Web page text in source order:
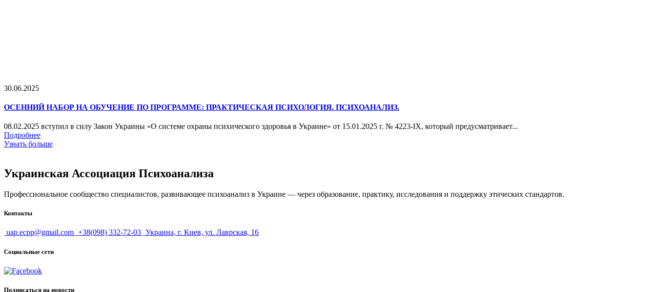
30.06.2025
ОСЕННИЙ НАБОР НА ОБУЧЕНИЕ ПО ПРОГРАММЕ: ПРАКТИЧЕСКАЯ ПСИХОЛОГИЯ. ПСИХОАНАЛИЗ.
08.02.2025 вступил в силу Закон Украины «О системе охраны психического здоровья в Украине» от 15.01.2025 г. № 4223-IX, который предусматривает...
Подробнее
Узнать больше
Украинская Ассоциация Психоанализа
Профессиональное сообщество специалистов, развивающее психоанализ в Украине — через образование, практику, исследования и поддержку этических стандартов.
Контакты
uap.ecpp@gmail.com +38(098) 332-72-03 Украина, г. Киев, ул. Лаврская, 16
Социальные сети
Подписаться на новости